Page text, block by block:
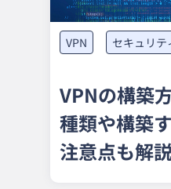
VPN セキュリテ
VPNの構築
種類や構築
注意点も解